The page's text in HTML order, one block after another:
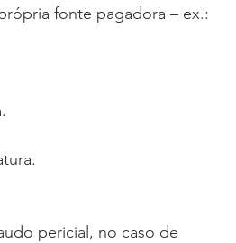
fonte pagadora – ex.:
pericial, no caso de